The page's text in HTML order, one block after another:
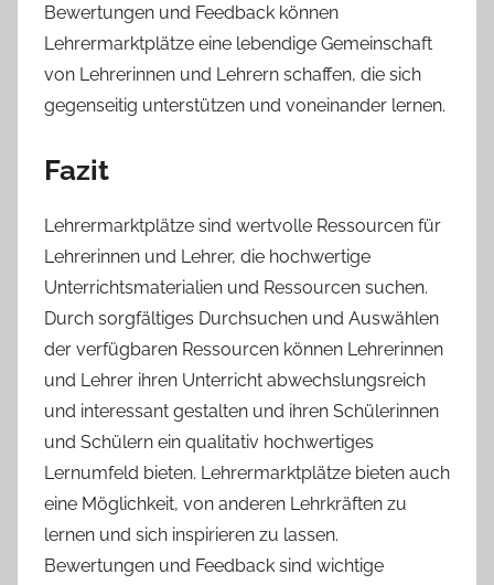
Bewertungen und Feedback können
Lehrermarktplätze eine lebendige Gemeinschaft
von Lehrerinnen und Lehrern schaffen, die sich
gegenseitig unterstützen und voneinander lernen.
Fazit
Lehrermarktplätze sind wertvolle Ressourcen für
Lehrerinnen und Lehrer, die hochwertige
Unterrichtsmaterialien und Ressourcen suchen.
Durch sorgfältiges Durchsuchen und Auswählen
der verfügbaren Ressourcen können Lehrerinnen
und Lehrer ihren Unterricht abwechslungsreich
und interessant gestalten und ihren Schülerinnen
und Schülern ein qualitativ hochwertiges
Lernumfeld bieten. Lehrermarktplätze bieten auch
eine Möglichkeit, von anderen Lehrkräften zu
lernen und sich inspirieren zu lassen.
Bewertungen und Feedback sind wichtige